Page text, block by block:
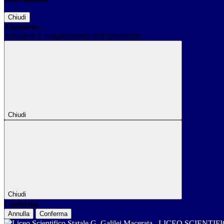
Chiudi
Attendere...
Attendere il completamento dell'operazione...
Chiudi
Chiudi
Conferma
Annulla Conferma